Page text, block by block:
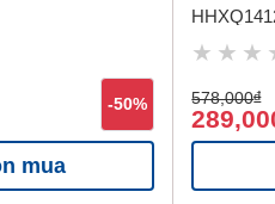
-50%
mua
578,000đ